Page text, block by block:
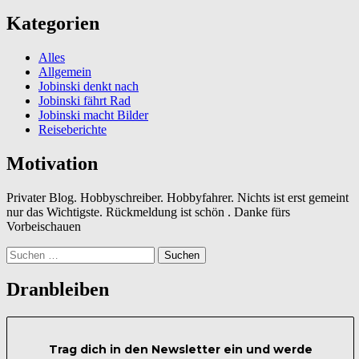
Kategorien
Alles
Allgemein
Jobinski denkt nach
Jobinski fährt Rad
Jobinski macht Bilder
Reiseberichte
Motivation
Privater Blog. Hobbyschreiber. Hobbyfahrer. Nichts ist erst gemeint
nur das Wichtigste. Rückmeldung ist schön . Danke fürs
Vorbeischauen
Suchen
nach:
Dranbleiben
Trag dich in den Newsletter ein und werde